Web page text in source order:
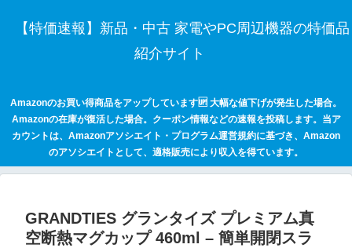
【特価速報】新品・中古 家電やPC周辺機器の特価品
紹介サイト
Amazonのお買い得商品をアップしています🆙 大幅な値下げが発生した場合。
Amazonの在庫が復活した場合。クーポン情報などの速報を投稿します。当ア
カウントは、Amazonアソシエイト・プログラム運営規約に基づき、Amazon
のアソシエイトとして、適格販売により収入を得ています。
GRANDTIES グランタイズ プレミアム真
空断熱マグカップ 460ml – 簡単開閉スラ